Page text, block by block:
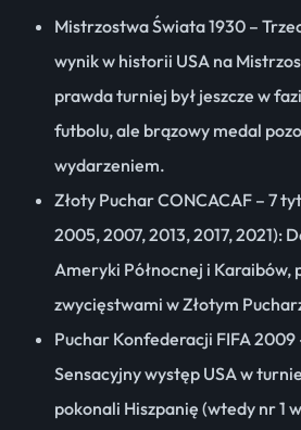
Mistrzostwa Świata 1930 –
wynik w historii USA na
prawda turniej był jeszcze w
futbolu, ale brązowy medal
wydarzeniem.
Złoty Puchar CONCACAF – 7
2005, 2007, 2013, 2017, 2021):
Ameryki Północnej i
zwycięstwami w Złotym
Puchar Konfederacji FIFA
Sensacyjny występ USA w
pokonali Hiszpanię (wtedy nr 1